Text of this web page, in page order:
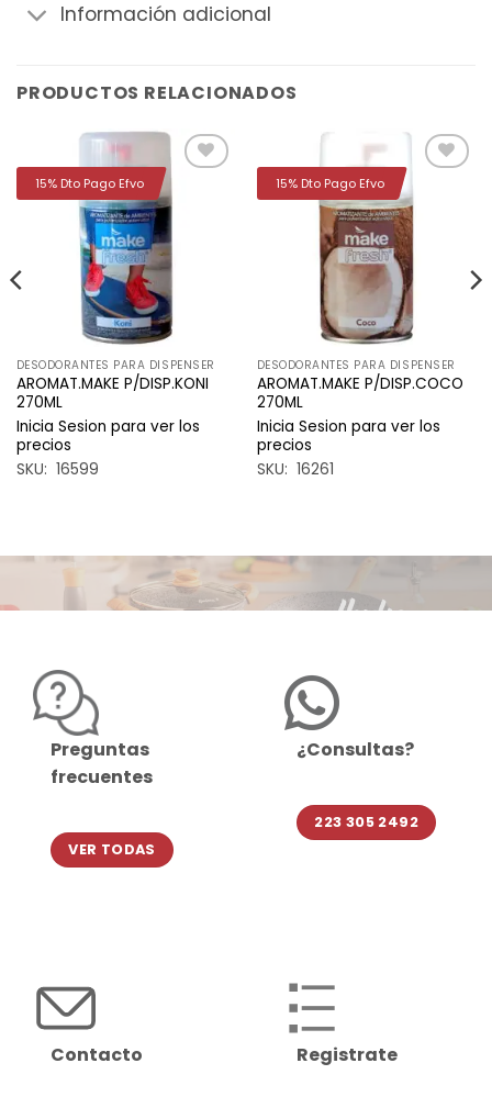
Información adicional
PRODUCTOS RELACIONADOS
DESODORANTES PARA DISPENSER
AROMAT.MAKE P/DISP.KONI
270ML
Inicia Sesion para ver los
precios
SKU: 16599
15% Dto Pago Efvo
DESODORANTES PARA DISPENSER
AROMAT.MAKE P/DISP.COCO
270ML
Inicia Sesion para ver los
precios
SKU: 16261
15% Dto Pago Efvo
Preguntas
frecuentes
VER TODAS
¿Consultas?
223 305 2492
Contacto Registrate